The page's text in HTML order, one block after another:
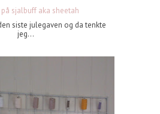
sjalbuff aka sheetah
siste julegaven og da tenkte
jeg...